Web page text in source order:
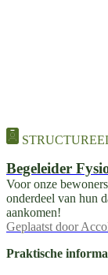
Begeleider
Voor onze
onderdeel van hun
aankomen!
Geplaatst door
Praktische